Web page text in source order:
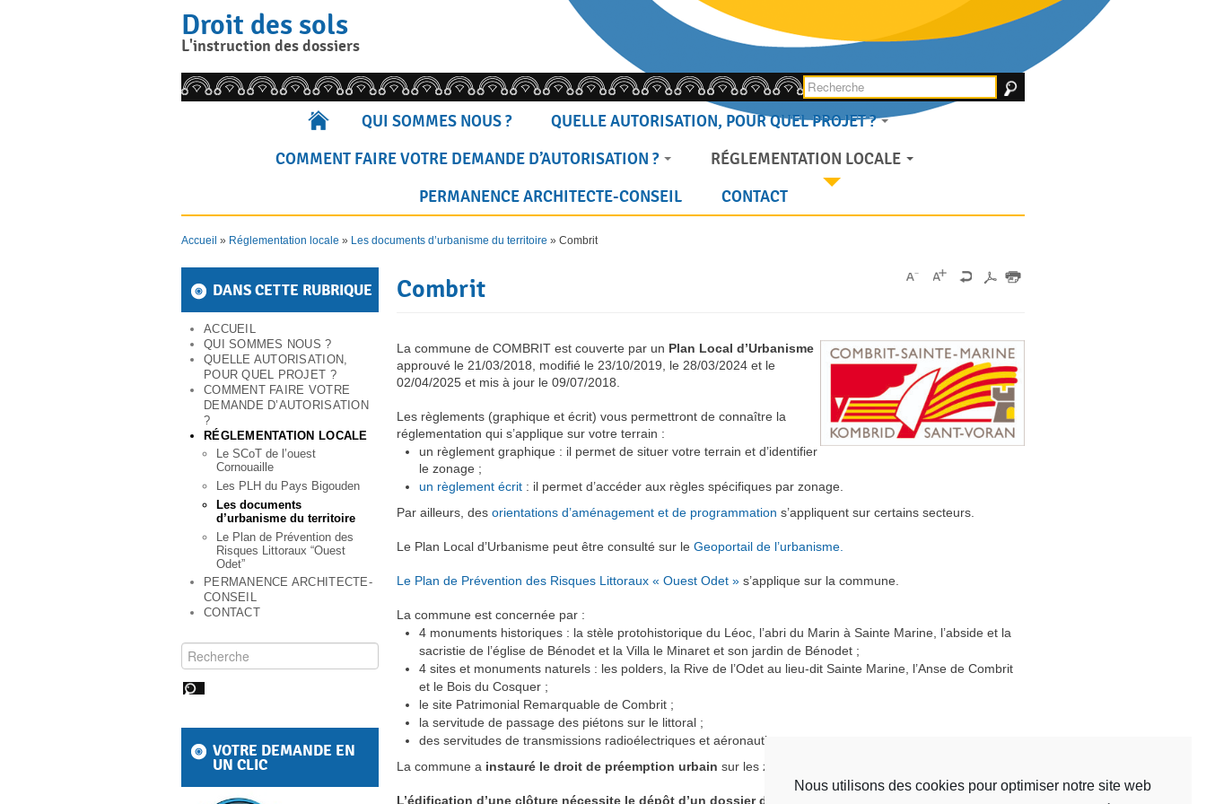
Droit des sols
L'instruction des dossiers
Rechercher pour :
QUI SOMMES NOUS ?
QUELLE AUTORISATION, POUR QUEL PROJET ?
COMMENT FAIRE VOTRE DEMANDE D’AUTORISATION ?
RÉGLEMENTATION LOCALE
PERMANENCE ARCHITECTE-CONSEIL
CONTACT
Accueil » Réglementation locale » Les documents d’urbanisme du territoire » Combrit
DANS CETTE RUBRIQUE
ACCUEIL
QUI SOMMES NOUS ?
QUELLE AUTORISATION,
POUR QUEL PROJET ?
COMMENT FAIRE VOTRE
DEMANDE D’AUTORISATION
?
RÉGLEMENTATION LOCALE
Le SCoT de l’ouest
Cornouaille
Les PLH du Pays Bigouden
Les documents
d’urbanisme du territoire
Le Plan de Prévention des
Risques Littoraux “Ouest
Odet”
PERMANENCE ARCHITECTE-
CONSEIL
CONTACT
Rechercher pour :
VOTRE DEMANDE EN
UN CLIC
Combrit
La commune de COMBRIT est couverte par un Plan Local d’Urbanisme
approuvé le 21/03/2018, modifié le 23/10/2019, le 28/03/2024 et le
02/04/2025 et mis à jour le 09/07/2018.
Les règlements (graphique et écrit) vous permettront de connaître la
réglementation qui s’applique sur votre terrain :
un règlement graphique : il permet de situer votre terrain et d’identifier
le zonage ;
un règlement écrit : il permet d’accéder aux règles spécifiques par zonage.
Par ailleurs, des orientations d’aménagement et de programmation s’appliquent sur certains secteurs.
Le Plan Local d’Urbanisme peut être consulté sur le Geoportail de l’urbanisme.
Le Plan de Prévention des Risques Littoraux « Ouest Odet » s’applique sur la commune.
La commune est concernée par :
4 monuments historiques : la stèle protohistorique du Léoc, l’abri du Marin à Sainte Marine, l’abside et la
sacristie de l’église de Bénodet et la Villa le Minaret et son jardin de Bénodet ;
4 sites et monuments naturels : les polders, la Rive de l’Odet au lieu-dit Sainte Marine, l’Anse de Combrit
et le Bois du Cosquer ;
le site Patrimonial Remarquable de Combrit ;
la servitude de passage des piétons sur le littoral ;
des servitudes de transmissions radioélectriques et aéronautiques.
La commune a instauré le droit de préemption urbain sur les zones U et AU du territoire.
L’édification d’une clôture nécessite le dépôt d’un dossier de déclaration préalable
Nous utilisons des cookies pour optimiser notre site web